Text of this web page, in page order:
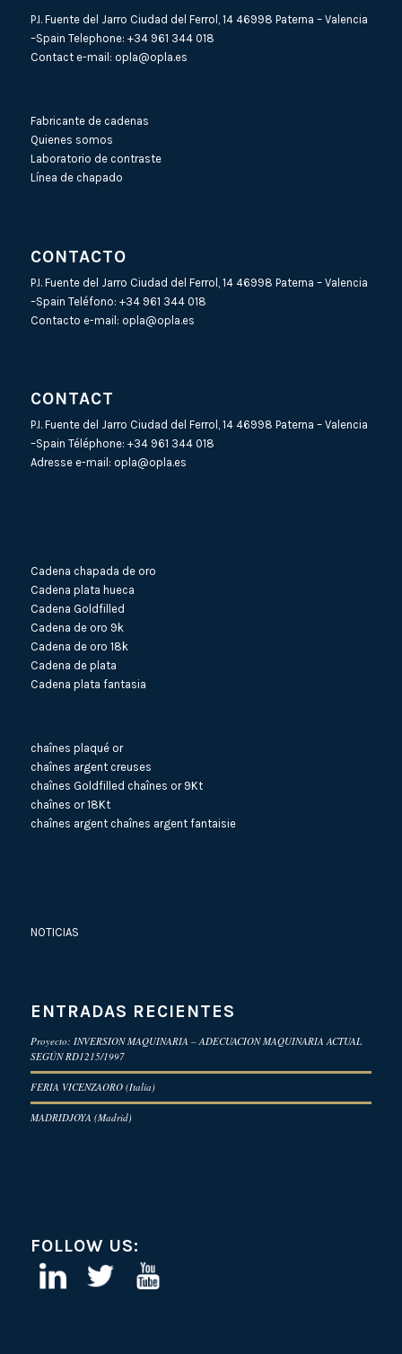
P.I. Fuente del Jarro Ciudad del Ferrol, 14 46998 Paterna – Valencia
–Spain Telephone: +34 961 344 018
Contact e-mail: opla@opla.es
Fabricante de cadenas
Quienes somos
Laboratorio de contraste
Línea de chapado
CONTACTO
P.I. Fuente del Jarro Ciudad del Ferrol, 14 46998 Paterna – Valencia
–Spain Teléfono: +34 961 344 018
Contacto e-mail: opla@opla.es
CONTACT
P.I. Fuente del Jarro Ciudad del Ferrol, 14 46998 Paterna – Valencia
–Spain Téléphone: +34 961 344 018
Adresse e-mail: opla@opla.es
Cadena chapada de oro
Cadena plata hueca
Cadena Goldfilled
Cadena de oro 9k
Cadena de oro 18k
Cadena de plata
Cadena plata fantasia
chaînes plaqué or
chaînes argent creuses
chaînes Goldfilled chaînes or 9Kt
chaînes or 18Kt
chaînes argent chaînes argent fantaisie
NOTICIAS
ENTRADAS RECIENTES
Proyecto: INVERSION MAQUINARIA – ADECUACION MAQUINARIA ACTUAL
SEGÚN RD1215/1997
FERIA VICENZAORO (Italia)
MADRIDJOYA (Madrid)
FOLLOW US: